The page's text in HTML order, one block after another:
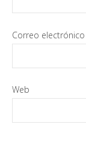
Correo electrónico
Web